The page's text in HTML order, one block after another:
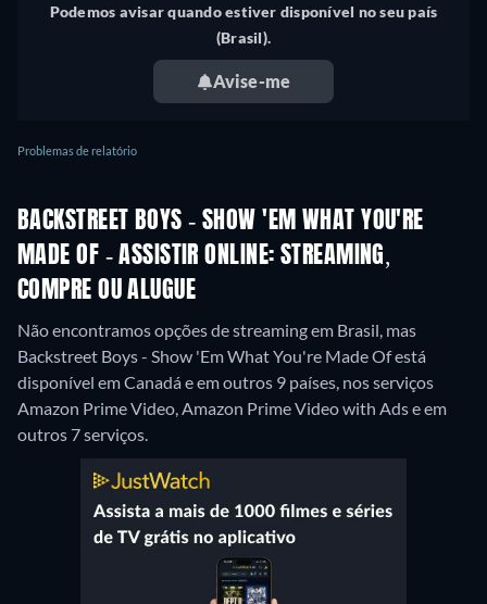
Podemos avisar quando estiver disponível no seu país
(Brasil).
Avise-me
Problemas de relatório
BACKSTREET BOYS - SHOW 'EM WHAT YOU'RE
MADE OF - ASSISTIR ONLINE: STREAMING,
COMPRE OU ALUGUE
Não encontramos opções de streaming em Brasil, mas
Backstreet Boys - Show 'Em What You're Made Of está
disponível em Canadá e em outros 9 países, nos serviços
Amazon Prime Video, Amazon Prime Video with Ads e em
outros 7 serviços.